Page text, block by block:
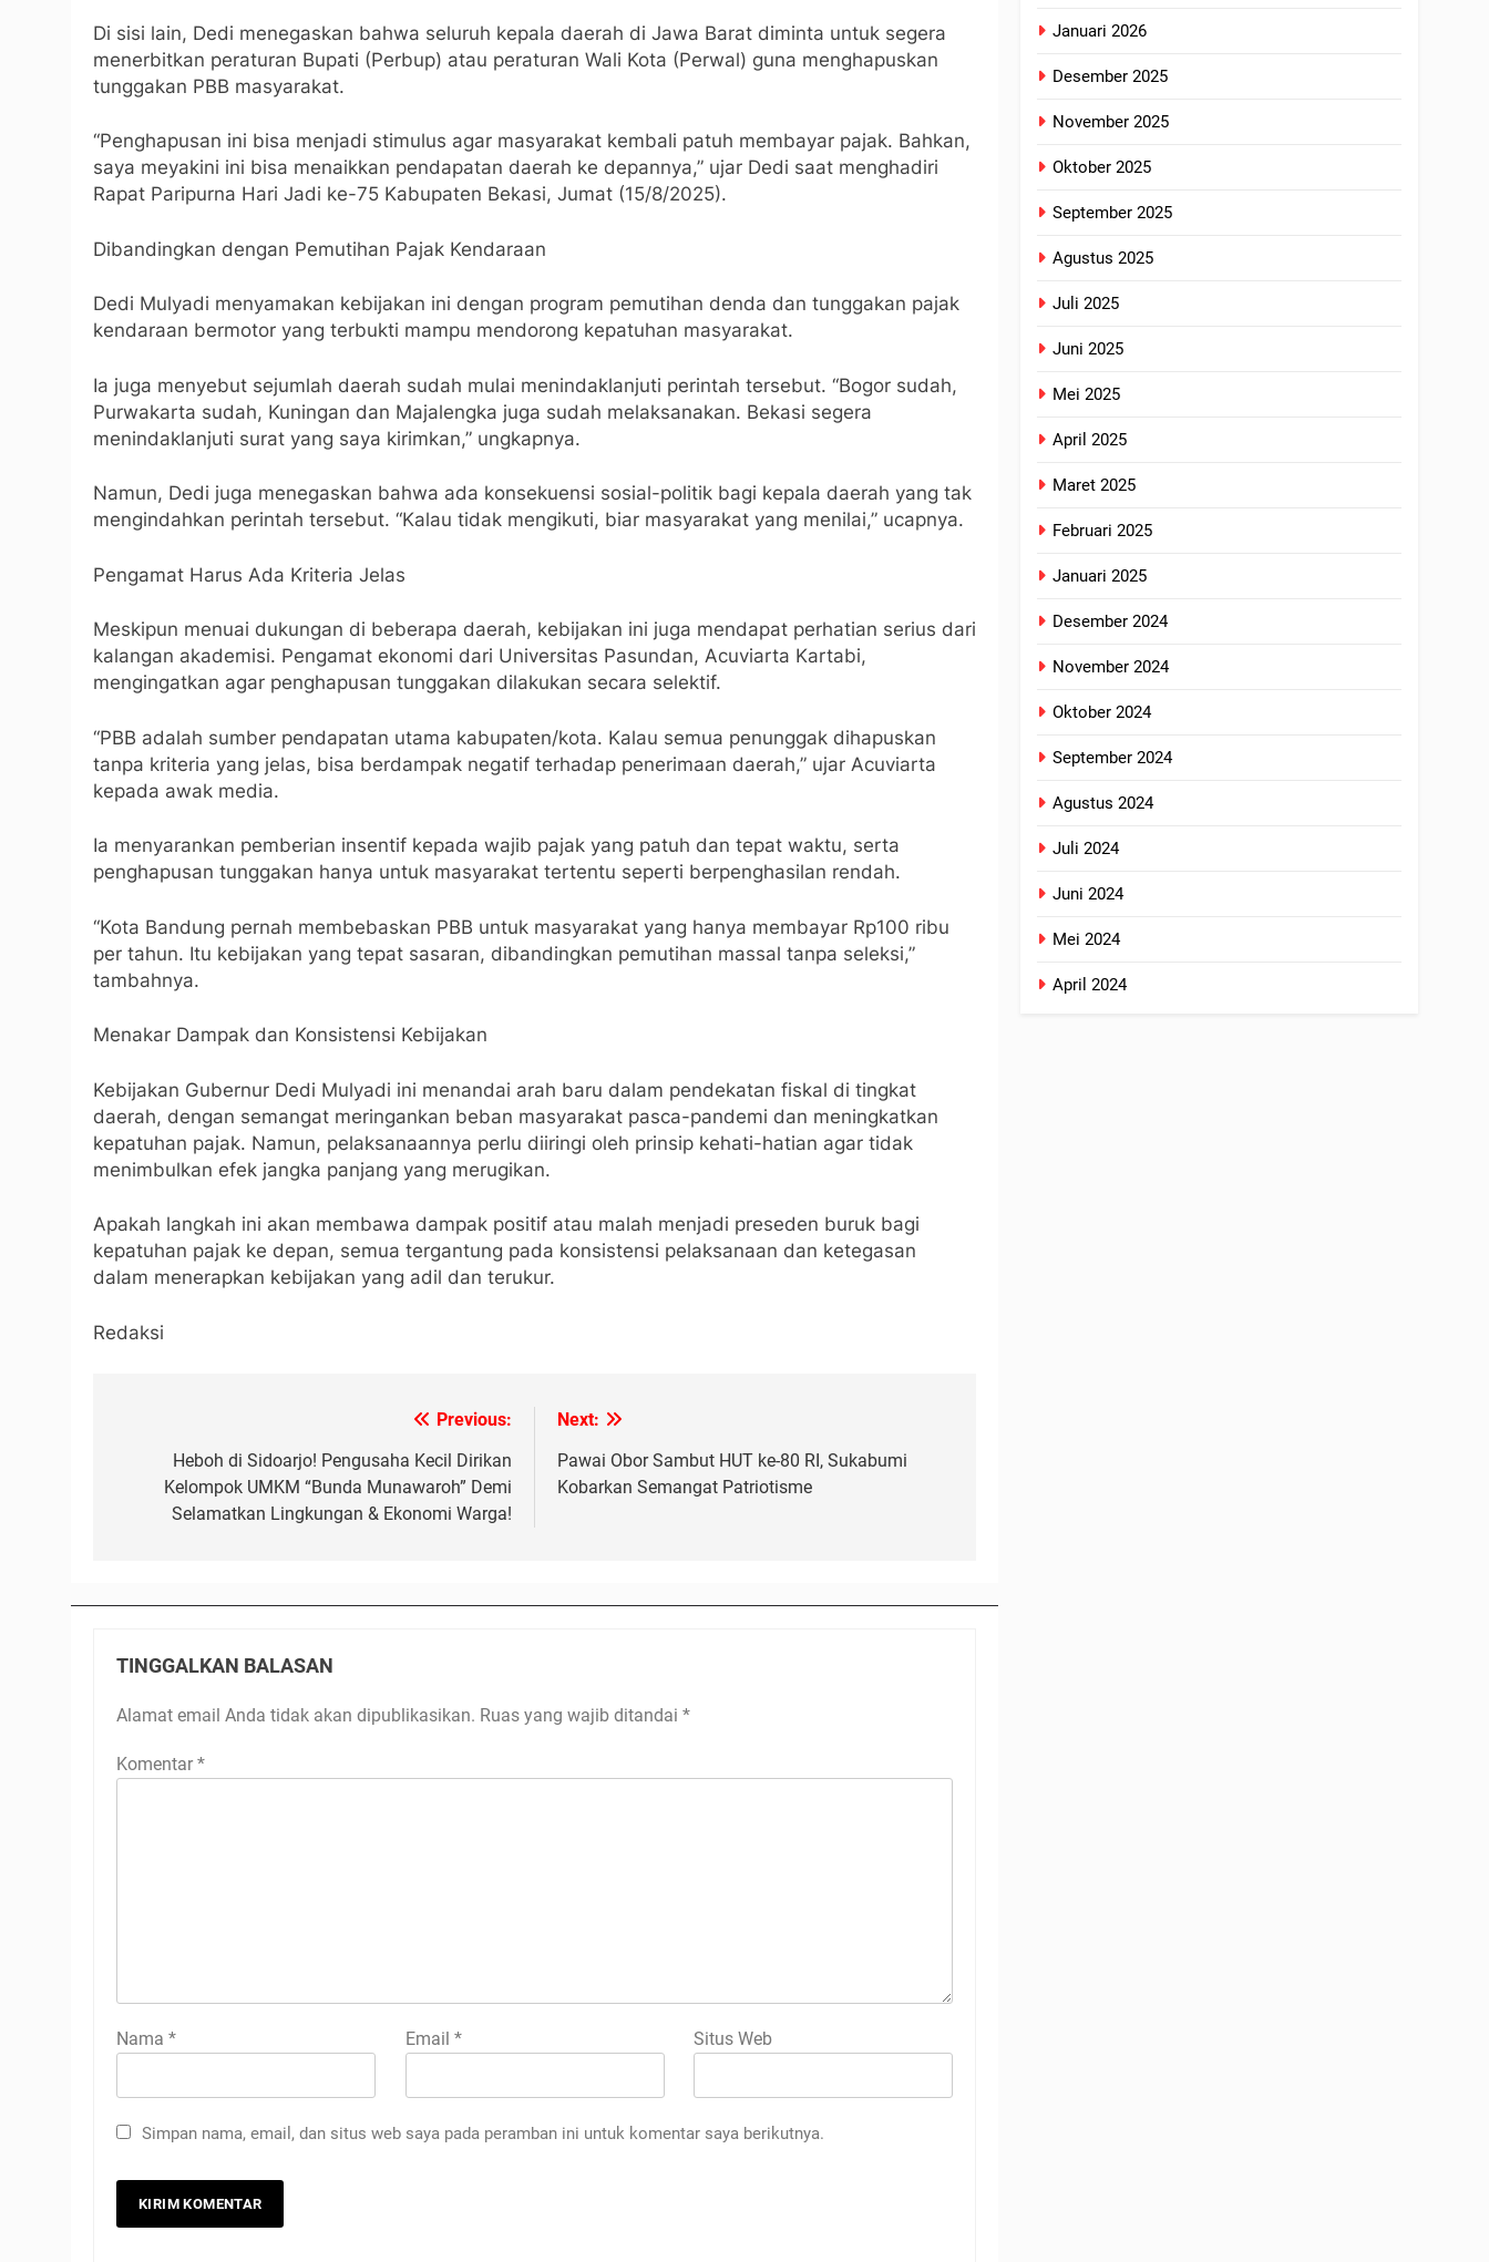
Di sisi lain, Dedi menegaskan bahwa seluruh kepala daerah di Jawa Barat diminta untuk segera
menerbitkan peraturan Bupati (Perbup) atau peraturan Wali Kota (Perwal) guna menghapuskan
tunggakan PBB masyarakat.
“Penghapusan ini bisa menjadi stimulus agar masyarakat kembali patuh membayar pajak. Bahkan,
saya meyakini ini bisa menaikkan pendapatan daerah ke depannya,” ujar Dedi saat menghadiri
Rapat Paripurna Hari Jadi ke-75 Kabupaten Bekasi, Jumat (15/8/2025).
Dibandingkan dengan Pemutihan Pajak Kendaraan
Dedi Mulyadi menyamakan kebijakan ini dengan program pemutihan denda dan tunggakan pajak
kendaraan bermotor yang terbukti mampu mendorong kepatuhan masyarakat.
Ia juga menyebut sejumlah daerah sudah mulai menindaklanjuti perintah tersebut. “Bogor sudah,
Purwakarta sudah, Kuningan dan Majalengka juga sudah melaksanakan. Bekasi segera
menindaklanjuti surat yang saya kirimkan,” ungkapnya.
Namun, Dedi juga menegaskan bahwa ada konsekuensi sosial-politik bagi kepala daerah yang tak
mengindahkan perintah tersebut. “Kalau tidak mengikuti, biar masyarakat yang menilai,” ucapnya.
Pengamat Harus Ada Kriteria Jelas
Meskipun menuai dukungan di beberapa daerah, kebijakan ini juga mendapat perhatian serius dari
kalangan akademisi. Pengamat ekonomi dari Universitas Pasundan, Acuviarta Kartabi,
mengingatkan agar penghapusan tunggakan dilakukan secara selektif.
“PBB adalah sumber pendapatan utama kabupaten/kota. Kalau semua penunggak dihapuskan
tanpa kriteria yang jelas, bisa berdampak negatif terhadap penerimaan daerah,” ujar Acuviarta
kepada awak media.
Ia menyarankan pemberian insentif kepada wajib pajak yang patuh dan tepat waktu, serta
penghapusan tunggakan hanya untuk masyarakat tertentu seperti berpenghasilan rendah.
“Kota Bandung pernah membebaskan PBB untuk masyarakat yang hanya membayar Rp100 ribu
per tahun. Itu kebijakan yang tepat sasaran, dibandingkan pemutihan massal tanpa seleksi,”
tambahnya.
Menakar Dampak dan Konsistensi Kebijakan
Kebijakan Gubernur Dedi Mulyadi ini menandai arah baru dalam pendekatan fiskal di tingkat
daerah, dengan semangat meringankan beban masyarakat pasca-pandemi dan meningkatkan
kepatuhan pajak. Namun, pelaksanaannya perlu diiringi oleh prinsip kehati-hatian agar tidak
menimbulkan efek jangka panjang yang merugikan.
Apakah langkah ini akan membawa dampak positif atau malah menjadi preseden buruk bagi
kepatuhan pajak ke depan, semua tergantung pada konsistensi pelaksanaan dan ketegasan
dalam menerapkan kebijakan yang adil dan terukur.
Redaksi
Previous:
Heboh di Sidoarjo! Pengusaha Kecil Dirikan
Kelompok UMKM “Bunda Munawaroh” Demi
Selamatkan Lingkungan & Ekonomi Warga!
Next:
Pawai Obor Sambut HUT ke-80 RI, Sukabumi
Kobarkan Semangat Patriotisme
TINGGALKAN BALASAN
Alamat email Anda tidak akan dipublikasikan. Ruas yang wajib ditandai *
Komentar *
Nama * Email * Situs Web
Simpan nama, email, dan situs web saya pada peramban ini untuk komentar saya berikutnya.
Januari 2026
Desember 2025
November 2025
Oktober 2025
September 2025
Agustus 2025
Juli 2025
Juni 2025
Mei 2025
April 2025
Maret 2025
Februari 2025
Januari 2025
Desember 2024
November 2024
Oktober 2024
September 2024
Agustus 2024
Juli 2024
Juni 2024
Mei 2024
April 2024